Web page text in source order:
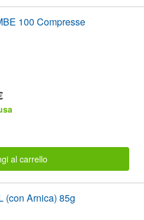
100 Compresse
al carrello
(con Arnica) 85g